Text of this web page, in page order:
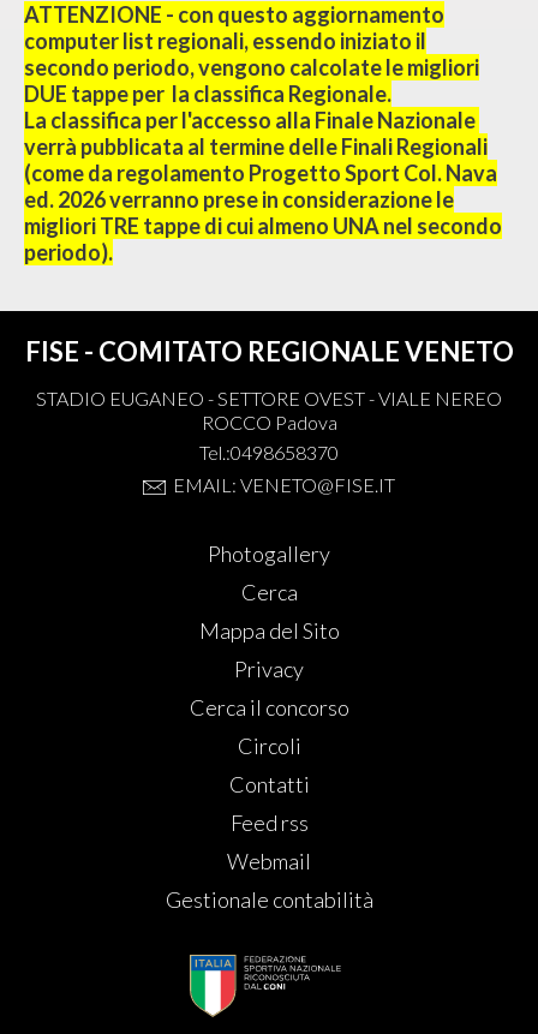
ATTENZIONE - con questo aggiornamento
computer list regionali, essendo iniziato il
secondo periodo, vengono calcolate le migliori
DUE tappe per la classifica Regionale.
La classifica per l'accesso alla Finale Nazionale
verrà pubblicata al termine delle Finali Regionali
(come da regolamento Progetto Sport Col. Nava
ed. 2026 verranno prese in considerazione le
migliori TRE tappe di cui almeno UNA nel secondo
periodo).
FISE - COMITATO REGIONALE VENETO
STADIO EUGANEO - SETTORE OVEST - VIALE NEREO
ROCCO Padova
Tel.:0498658370
EMAIL: VENETO@FISE.IT
Photogallery
Cerca
Mappa del Sito
Privacy
Cerca il concorso
Circoli
Contatti
Feed rss
Webmail
Gestionale contabilità